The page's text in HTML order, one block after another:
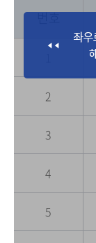
번호
2
3
4
5